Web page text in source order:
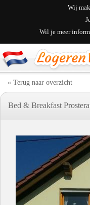
Wij
Wil je meer
« Terug naar overzicht
Bed & Breakfast